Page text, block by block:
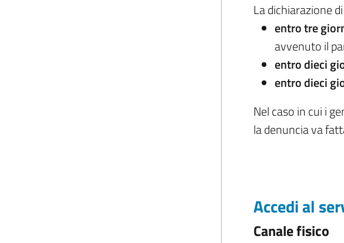
La dichiarazione
entro tre
avvenuto il
entro dieci
entro dieci
Nel caso in cui i
la denuncia va
Accedi al
Canale fisico